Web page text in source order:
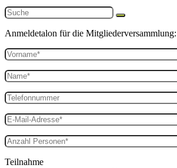
Anmeldetalon für die Mitgliederversammlung:
Teilnahme